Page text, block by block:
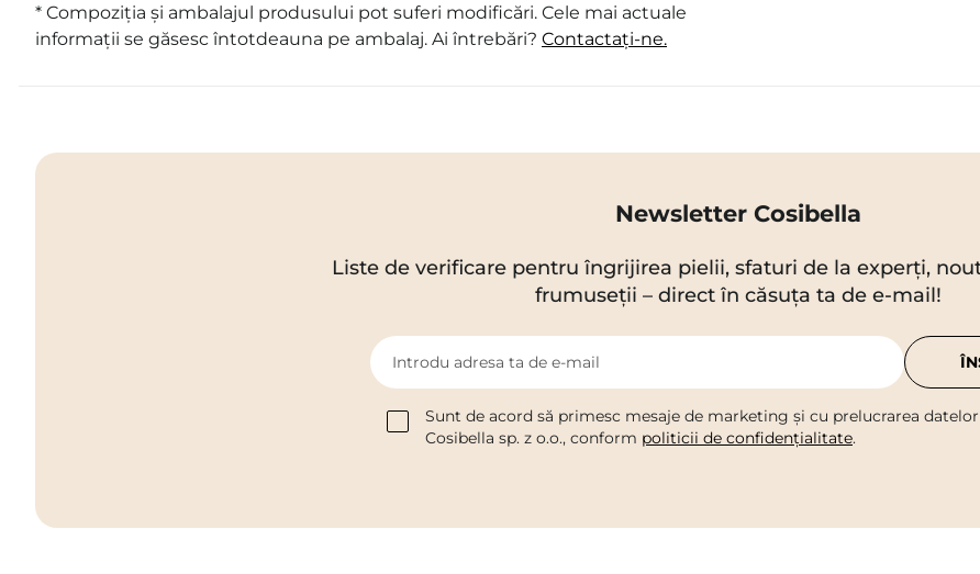
* Compoziția și ambalajul produsului pot suferi modificări. Cele mai actuale
informații se găsesc întotdeauna pe ambalaj. Ai întrebări? Contactați-ne.
Newsletter Cosibella
Liste de verificare pentru îngrijirea pielii, sfaturi de la experți,
frumuseții – direct în căsuța ta de e-mail!
Introdu adresa ta de e-mail
Sunt de acord să primesc mesaje de marketing și cu prelucrarea
Cosibella sp. z o.o., conform politicii de confidențialitate.